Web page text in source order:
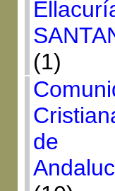
(1)
de